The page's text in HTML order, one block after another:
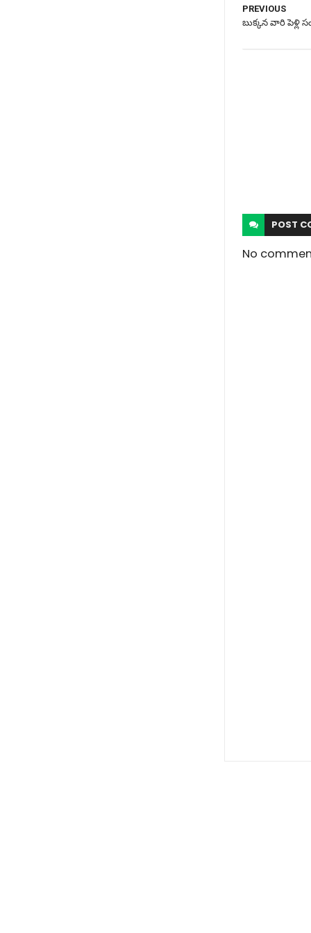
PREVIOUS
బుక్కన వారి పెళ్లి
POST
No